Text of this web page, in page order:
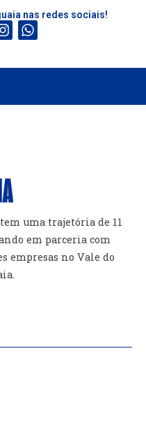
nas redes sociais!
uma trajetória de 11
em parceria com
empresas no Vale do